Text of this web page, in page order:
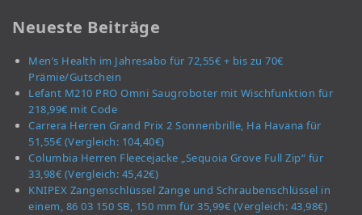
Neueste Beiträge
Men’s Health im Jahresabo für 72,55€ + bis zu 70€
Prämie/Gutschein
Lefant M210 PRO Omni Saugroboter mit Wischfunktion für
218,99€ mit Code
Carrera Herren Grand Prix 2 Sonnenbrille, Ha Havana für
51,55€ (Vergleich: 104,40€)
Columbia Herren Fleecejacke „Sequoia Grove Full Zip“ für
33,98€ (Vergleich: 45,42€)
KNIPEX Zangenschlüssel Zange und Schraubenschlüssel in
einem, 86 03 150 SB, 150 mm für 35,99€ (Vergleich: 43,98€)